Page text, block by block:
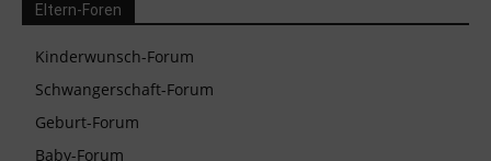
Eltern-Foren
Kinderwunsch-Forum
Schwangerschaft-Forum
Geburt-Forum
Baby-Forum